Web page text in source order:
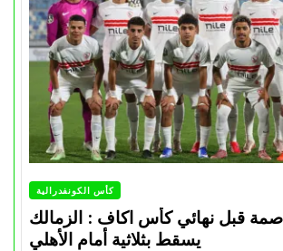
كأس الكونفدرالية
قبل نهائي كأس اكاف : الزمالك